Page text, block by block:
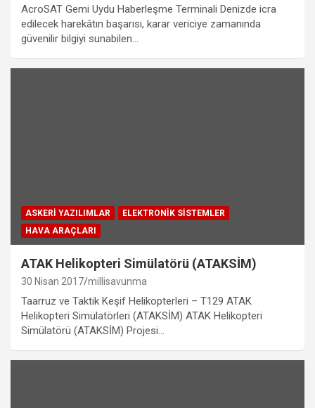
AcroSAT Gemi Uydu Haberleşme Terminali Denizde icra
edilecek harekâtın başarısı, karar vericiye zamanında
güvenilir bilgiyi sunabilen…
ASKERI YAZILIMLAR
ELEKTRONIK SISTEMLER
HAVA ARAÇLARI
ATAK Helikopteri Simülatörü (ATAKSİM)
30 Nisan 2017 millisavunma
Taarruz ve Taktik Keşif Helikopterleri – T129 ATAK
Helikopteri Simülatörleri (ATAKSİM) ATAK Helikopteri
Simülatörü (ATAKSİM) Projesi…